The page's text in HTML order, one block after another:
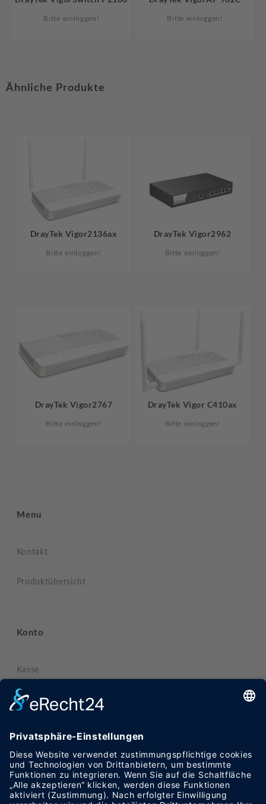
Bitte einloggen! Bitte einloggen!
Ähnliche Produkte
DrayTek Vigor2136ax
Bitte einloggen!
DrayTek Vigor2962
Bitte einloggen!
DrayTek Vigor2767
Bitte einloggen!
DrayTek Vigor C410ax
Bitte einloggen!
Menu
Kontakt
Produktübersicht
Konto
Kasse
Mein Konto
Informationen